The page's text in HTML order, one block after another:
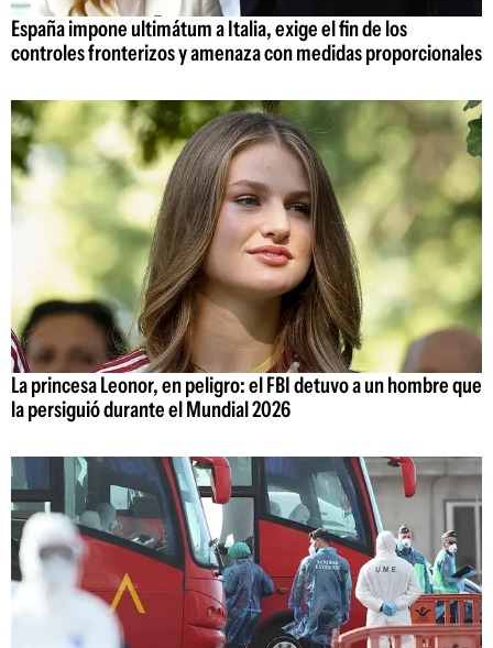
España impone ultimátum a Italia, exige el fin de los
controles fronterizos y amenaza con medidas proporcionales
La princesa Leonor, en peligro: el FBI detuvo a un hombre que
la persiguió durante el Mundial 2026